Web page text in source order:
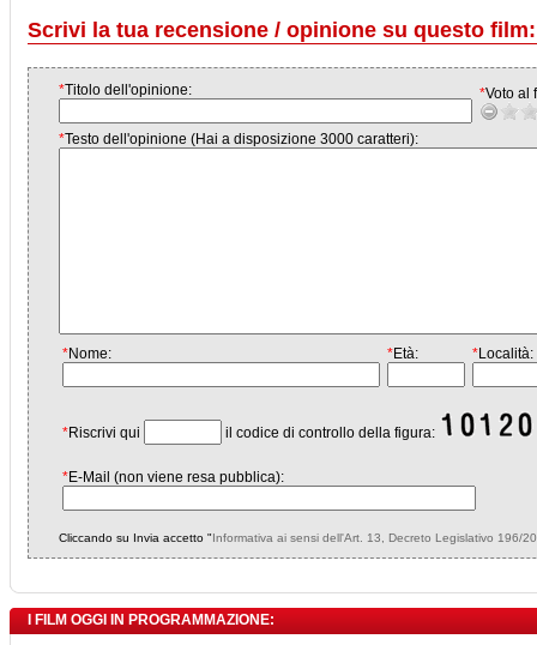
Scrivi la tua recensione / opinione su questo
*Titolo dell'opinione: *Voto al
*Testo dell'opinione (Hai a disposizione 3000 caratteri):
*Nome: *Età: *Località:
*Riscrivi qui il codice di controllo della figura:
*E-Mail (non viene resa pubblica):
Cliccando su Invia accetto "Informativa ai sensi dell'Art. 13, Decreto Legislativo 196/
I FILM OGGI IN PROGRAMMAZIONE: